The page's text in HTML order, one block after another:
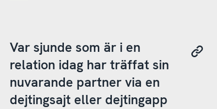
Var sjunde som är i en
relation idag har träffat sin
nuvarande partner via en
dejtingsajt eller dejtingapp